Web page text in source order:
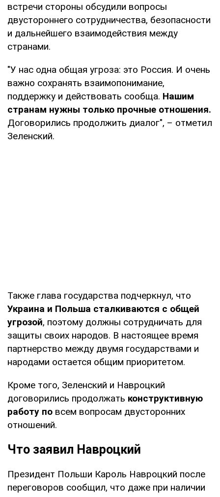
встречи стороны обсудили вопросы
двустороннего сотрудничества, безопасности
и дальнейшего взаимодействия между
странами.
"У нас одна общая угроза: это Россия. И очень
важно сохранять взаимопонимание,
поддержку и действовать сообща. Нашим
странам нужны только прочные отношения.
Договорились продолжить диалог", – отметил
Зеленский.
Также глава государства подчеркнул, что
Украина и Польша сталкиваются с общей
угрозой, поэтому должны сотрудничать для
защиты своих народов. В настоящее время
партнерство между двумя государствами и
народами остается общим приоритетом.
Кроме того, Зеленский и Навроцкий
договорились продолжать конструктивную
работу по всем вопросам двусторонних
отношений.
Что заявил Навроцкий
Президент Польши Кароль Навроцкий после
переговоров сообщил, что даже при наличии